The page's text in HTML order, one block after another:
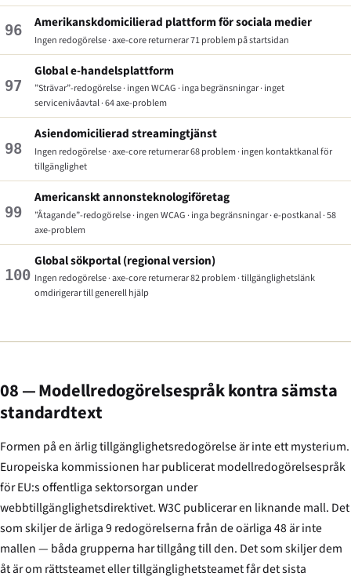
96 Amerikanskdomicilierad plattform för sociala medier
Ingen redogörelse · axe-core returnerar 71 problem på startsidan
97
Global e-handelsplattform
”Strävar”-redogörelse · ingen WCAG · inga begränsningar · inget
servicenivåavtal · 64 axe-problem
98
Asiendomicilierad streamingtjänst
Ingen redogörelse · axe-core returnerar 68 problem · ingen kontaktkanal för
tillgänglighet
99
Americanskt annonsteknologiföretag
”Åtagande”-redogörelse · ingen WCAG · inga begränsningar · e-postkanal · 58
axe-problem
100
Global sökportal (regional version)
Ingen redogörelse · axe-core returnerar 82 problem · tillgänglighetslänk
omdirigerar till generell hjälp
08 — Modellredogörelsespråk kontra sämsta
standardtext
Formen på en ärlig tillgänglighetsredogörelse är inte ett mysterium.
Europeiska kommissionen har publicerat modellredogörelsespråk
för EU:s offentliga sektorsorgan under
webbtillgänglighetsdirektivet. W3C publicerar en liknande mall. Det
som skiljer de ärliga 9 redogörelserna från de oärliga 48 är inte
mallen — båda grupperna har tillgång till den. Det som skiljer dem
åt är om rättsteamet eller tillgänglighetsteamet får det sista